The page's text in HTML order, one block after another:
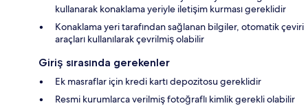
kullanarak konaklama yeriyle iletişim kurması gereklidir
Konaklama yeri tarafından sağlanan bilgiler, otomatik çeviri
araçları kullanılarak çevrilmiş olabilir
Giriş sırasında gerekenler
Ek masraflar için kredi kartı depozitosu gereklidir
Resmi kurumlarca verilmiş fotoğraflı kimlik gerekli olabilir